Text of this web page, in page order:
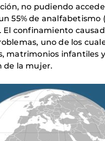
no pudiendo
55% de analfabetismo
El confinamiento
uno de los
matrimonios infantiles
de la mujer.